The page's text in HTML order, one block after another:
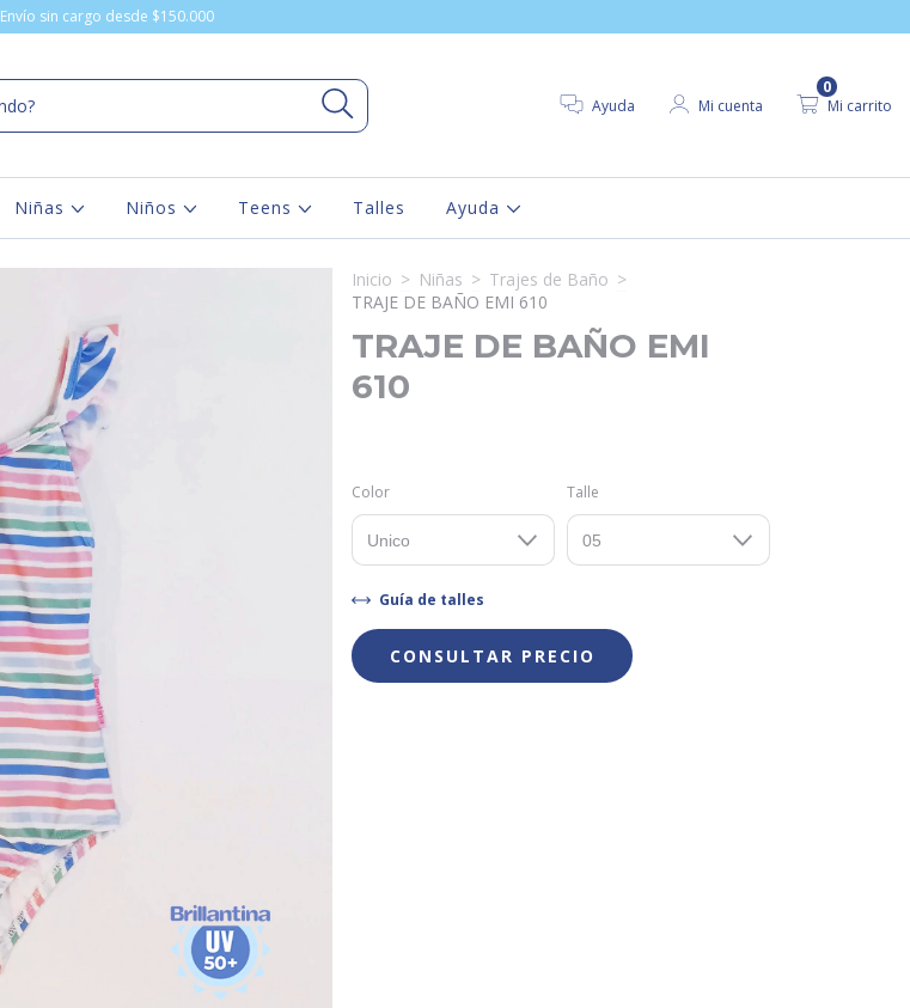
Envío sin cargo desde $150.000
Ayuda Mi cuenta Mi carrito
0
Niñas Niños Teens Talles Ayuda
Inicio > Niñas > Trajes de Baño >
TRAJE DE BAÑO EMI 610
TRAJE DE BAÑO EMI
610
Color Talle
Guía de talles